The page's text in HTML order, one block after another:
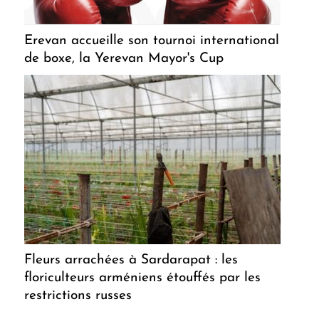
Erevan accueille son tournoi international
de boxe, la Yerevan Mayor's Cup
Fleurs arrachées à Sardarapat : les
floriculteurs arméniens étouffés par les
restrictions russes